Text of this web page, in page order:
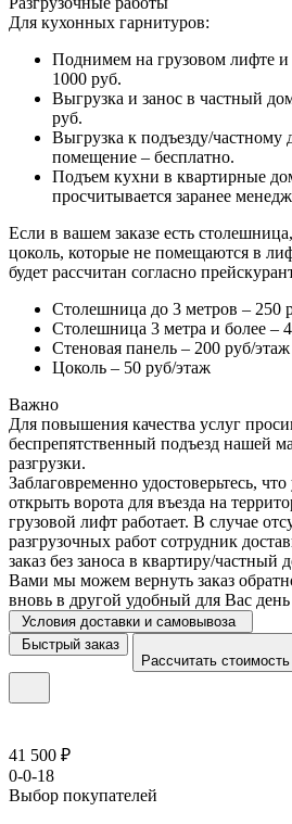
Для кухонных гарнитуров:
Поднимем на грузовом лифте и
1000 руб.
Выгрузка и занос в частный
руб.
Выгрузка к подъезду/частному
помещение – бесплатно.
Подъем кухни в квартирные
просчитывается заранее
Если в вашем заказе есть
цоколь, которые не помещаются в
будет рассчитан согласно
Столешница до 3 метров – 250
Столешница 3 метра и более –
Стеновая панель – 200 руб/этаж
Цоколь – 50 руб/этаж
Важно
Для повышения качества услуг
беспрепятственный подъезд нашей
разгрузки.
Заблаговременно удостоверьтесь,
открыть ворота для въезда на
грузовой лифт работает. В случае
разгрузочных работ сотрудник
заказ без заноса в квартиру/
Вами мы можем вернуть заказ
вновь в другой удобный для Вас
Условия доставки и самовывоза
Быстрый заказ
Рассчитать стоимость
41 500 ₽
0-0-18
Выбор покупателей